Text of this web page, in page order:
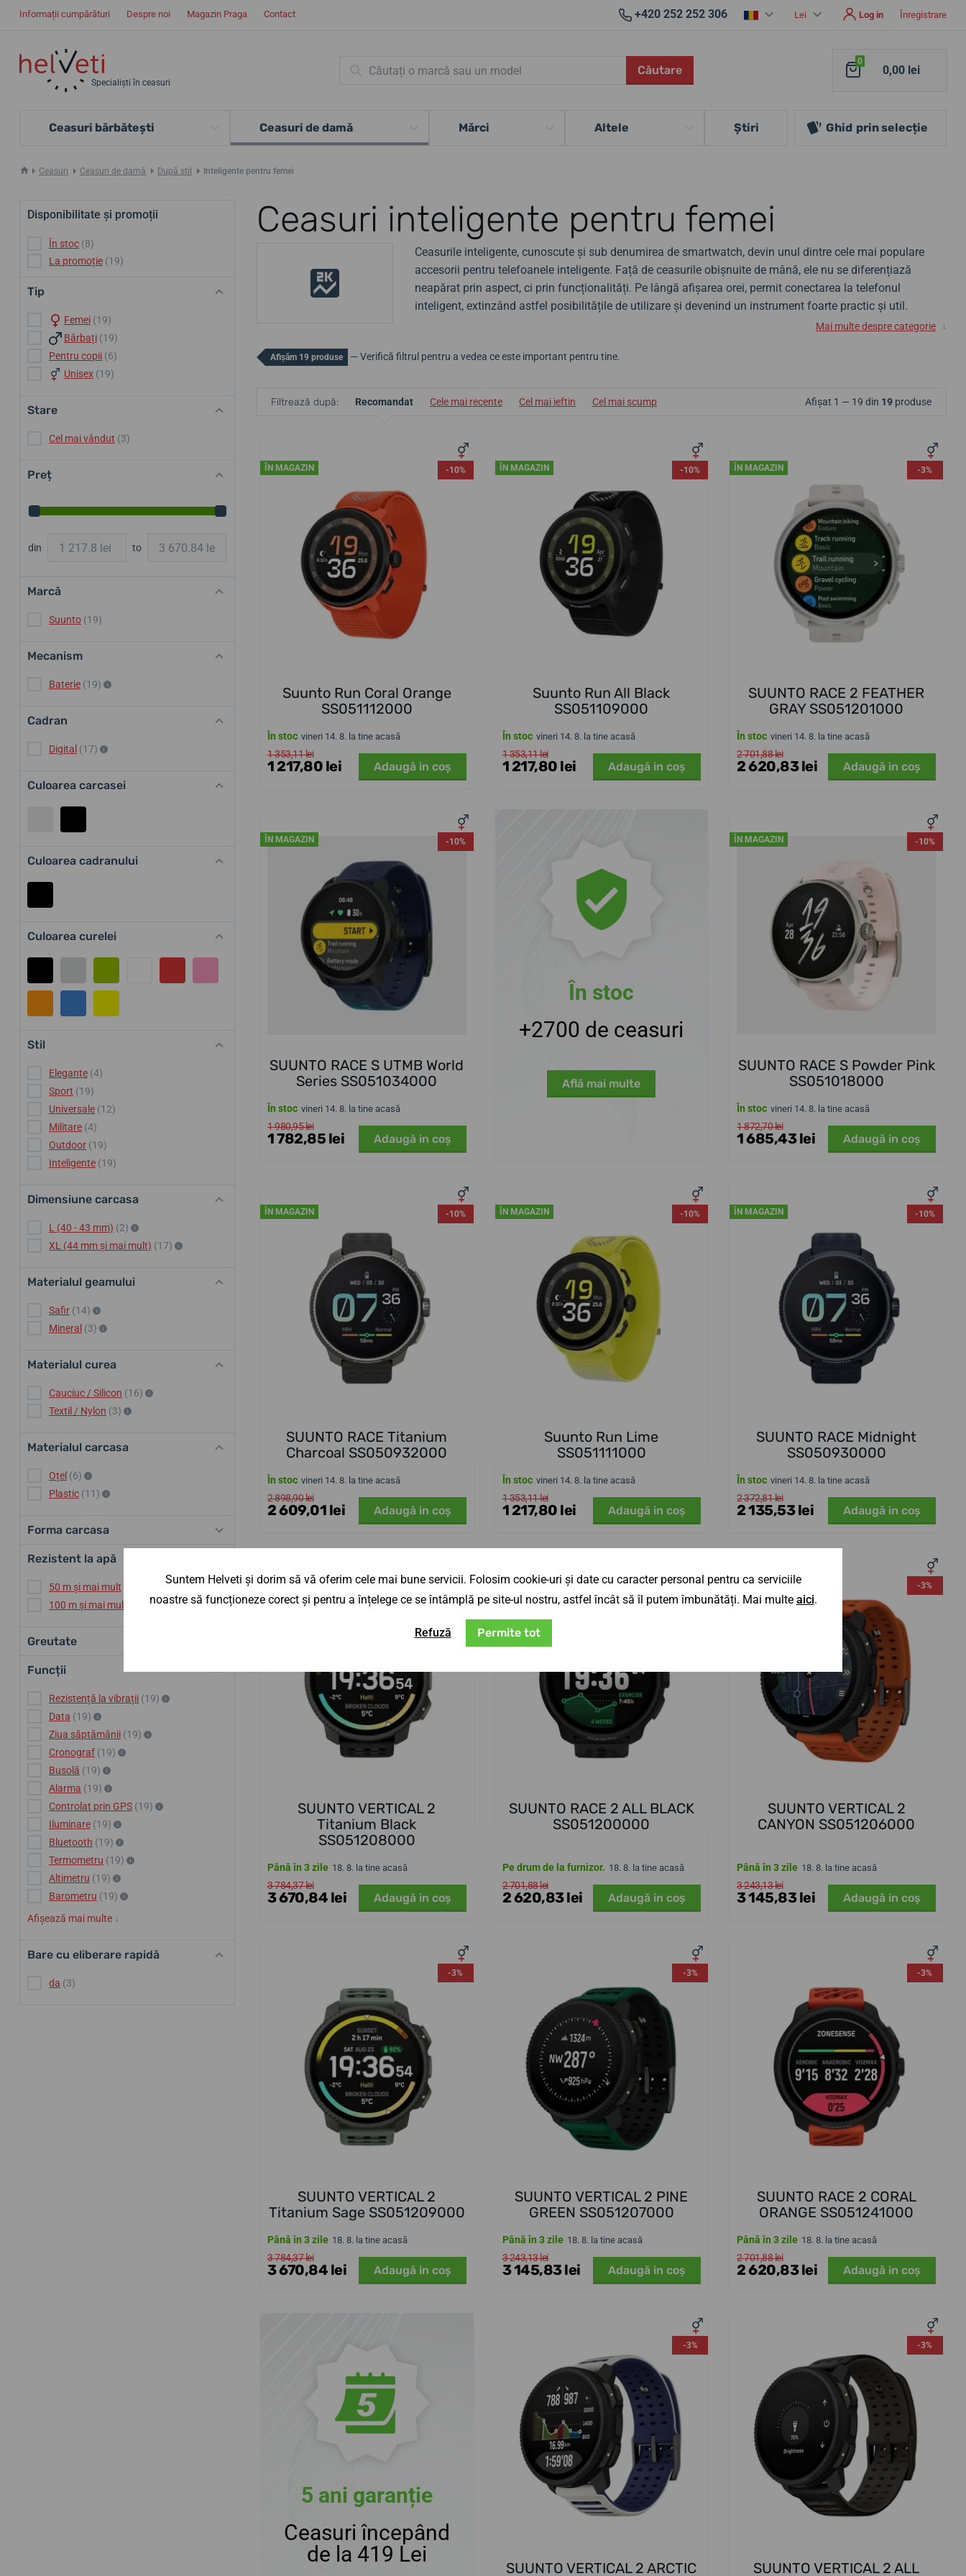
Informații cumpărături Despre noi Magazin Praga Contact +420 252 252 306 Lei Log in Înregistrare
Specialiști în ceasuri
Căutare
0
0,00 lei
Ceasuri bărbătești Ceasuri de damă Mărci Altele Ştiri Ghid prin selecție
Ceasuri Ceasuri de damă După stil Inteligente pentru femei
Ceasuri inteligente pentru femei
Ceasurile inteligente, cunoscute și sub denumirea de smartwatch, devin unul dintre cele mai populare
accesorii pentru telefoanele inteligente. Față de ceasurile obișnuite de mână, ele nu se diferențiază
neapărat prin aspect, ci prin funcționalități. Pe lângă afișarea orei, permit conectarea la telefonul
inteligent, extinzând astfel posibilitățile de utilizare și devenind un instrument foarte practic și util.
Mai multe despre categorie ↓
Disponibilitate și promoții
În stoc (8)
La promoție (19)
Tip
Femei (19)
Bărbați (19)
Pentru copii (6)
Unisex (19)
Stare
Cel mai vândut (3)
Preț
din to
Marcă
Suunto (19)
Mecanism
Baterie (19)
Cadran
Digital (17)
Culoarea carcasei
Culoarea cadranului
Culoarea curelei
Stil
Elegante (4)
Sport (19)
Universale (12)
Militare (4)
Outdoor (19)
Inteligente (19)
Dimensiune carcasa
L (40 - 43 mm) (2)
XL (44 mm și mai mult) (17)
Materialul geamului
Safir (14)
Mineral (3)
Materialul curea
Cauciuc / Silicon (16)
Textil / Nylon (3)
Materialul carcasa
Oțel (6)
Plastic (11)
Forma carcasa
Rezistent la apă
50 m și mai mult
100 m și mai mult
Greutate
Funcții
Rezistență la vibrații (19)
Data (19)
Ziua săptămânii (19)
Cronograf (19)
Busolă (19)
Alarma (19)
Controlat prin GPS (19)
Iluminare (19)
Bluetooth (19)
Termometru (19)
Altimetru (19)
Barometru (19)
Afișează mai multe ↓
Bare cu eliberare rapidă
da (3)
Afișăm 19 produse — Verifică filtrul pentru a vedea ce este important pentru tine.
Filtrează după: Recomandat Cele mai recente Cel mai ieftin Cel mai scump Afișat 1 — 19 din 19 produse
ÎN MAGAZIN -10%
Suunto Run Coral Orange
SS051112000
În stoc vineri 14. 8. la tine acasă
1 353,11 lei
1 217,80 lei Adaugă in coş
ÎN MAGAZIN -10%
Suunto Run All Black
SS051109000
În stoc vineri 14. 8. la tine acasă
1 353,11 lei
1 217,80 lei Adaugă in coş
ÎN MAGAZIN -3%
SUUNTO RACE 2 FEATHER
GRAY SS051201000
În stoc vineri 14. 8. la tine acasă
2 701,88 lei
2 620,83 lei Adaugă in coş
ÎN MAGAZIN -10%
SUUNTO RACE S UTMB World
Series SS051034000
În stoc vineri 14. 8. la tine acasă
1 980,95 lei
1 782,85 lei Adaugă in coş
În stoc
+2700 de ceasuri
Află mai multe
ÎN MAGAZIN -10%
SUUNTO RACE S Powder Pink
SS051018000
În stoc vineri 14. 8. la tine acasă
1 872,70 lei
1 685,43 lei Adaugă in coş
ÎN MAGAZIN -10%
SUUNTO RACE Titanium
Charcoal SS050932000
În stoc vineri 14. 8. la tine acasă
2 898,90 lei
2 609,01 lei Adaugă in coş
ÎN MAGAZIN -10%
Suunto Run Lime
SS051111000
În stoc vineri 14. 8. la tine acasă
1 353,11 lei
1 217,80 lei Adaugă in coş
ÎN MAGAZIN -10%
SUUNTO RACE Midnight
SS050930000
În stoc vineri 14. 8. la tine acasă
2 372,81 lei
2 135,53 lei Adaugă in coş
-3%
SUUNTO VERTICAL 2
Titanium Black
SS051208000
Până în 3 zile 18. 8. la tine acasă
3 784,37 lei
3 670,84 lei Adaugă in coş
-3%
SUUNTO RACE 2 ALL BLACK
SS051200000
Pe drum de la furnizor. 18. 8. la tine acasă
2 701,88 lei
2 620,83 lei Adaugă in coş
-3%
SUUNTO VERTICAL 2
CANYON SS051206000
Până în 3 zile 18. 8. la tine acasă
3 243,13 lei
3 145,83 lei Adaugă in coş
-3%
SUUNTO VERTICAL 2
Titanium Sage SS051209000
Până în 3 zile 18. 8. la tine acasă
3 784,37 lei
3 670,84 lei Adaugă in coş
-3%
SUUNTO VERTICAL 2 PINE
GREEN SS051207000
Până în 3 zile 18. 8. la tine acasă
3 243,13 lei
3 145,83 lei Adaugă in coş
-3%
SUUNTO RACE 2 CORAL
ORANGE SS051241000
Până în 3 zile 18. 8. la tine acasă
2 701,88 lei
2 620,83 lei Adaugă in coş
5 ani garanție
Ceasuri începând
de la 419 Lei
-3%
SUUNTO VERTICAL 2 ARCTIC
-3%
SUUNTO VERTICAL 2 ALL
Suntem Helveti și dorim să vă oferim cele mai bune servicii. Folosim cookie-uri și date cu caracter personal pentru ca serviciile
noastre să funcționeze corect și pentru a înțelege ce se întâmplă pe site-ul nostru, astfel încât să îl putem îmbunătăți. Mai multe aici.
Refuză Permite tot